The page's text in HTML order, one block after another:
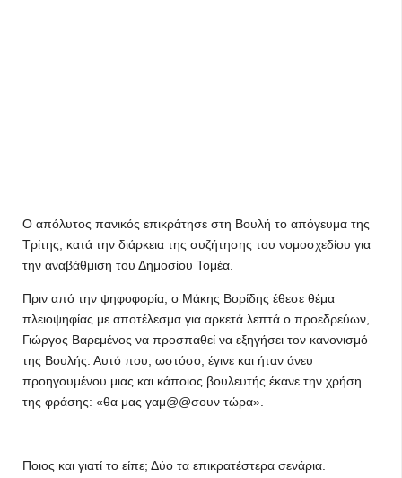
Ο απόλυτος πανικός επικράτησε στη Βουλή το απόγευμα της
Τρίτης, κατά την διάρκεια της συζήτησης του νομοσχεδίου για
την αναβάθμιση του Δημοσίου Τομέα.
Πριν από την ψηφοφορία, ο Μάκης Βορίδης έθεσε θέμα
πλειοψηφίας με αποτέλεσμα για αρκετά λεπτά ο προεδρεύων,
Γιώργος Βαρεμένος να προσπαθεί να εξηγήσει τον κανονισμό
της Βουλής. Αυτό που, ωστόσο, έγινε και ήταν άνευ
προηγουμένου μιας και κάποιος βουλευτής έκανε την χρήση
της φράσης: «θα μας γαμ@@σουν τώρα».
Ποιος και γιατί το είπε; Δύο τα επικρατέστερα σενάρια.